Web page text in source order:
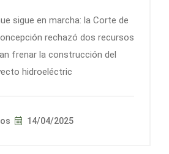
sigue en marcha: la Corte de
rechazó dos recursos
frenar la construcción del
hidroeléctric
14/04/2025